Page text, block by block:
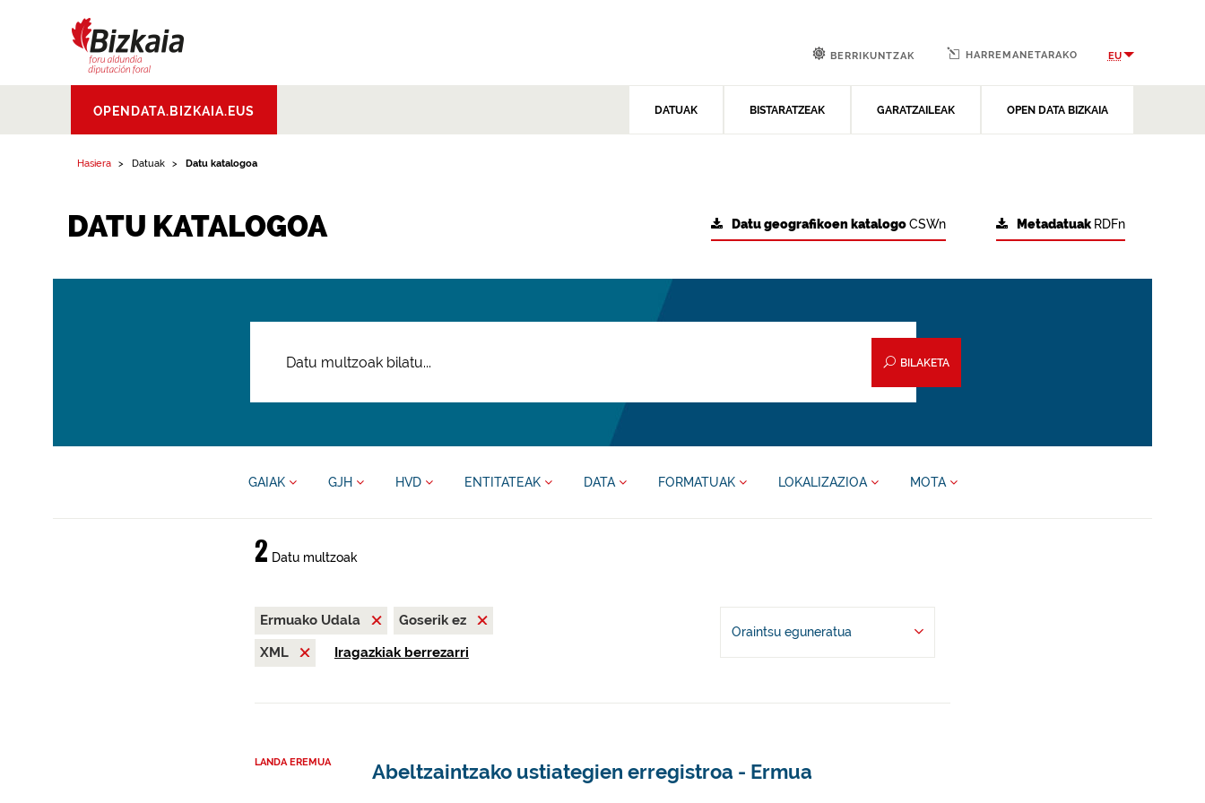
Aldundia.Diputacion
Foral de Bizkaia
OPENDATA.BIZKAIA.EUS DATUAK BISTARATZEAK GARATZAILEAK OPEN DATA BIZKAIA
BERRIKUNTZAK HARREMANETARAKO EU
Hasiera Datuak Datu katalogoa
DATU KATALOGOA Metadatuak RDFn
Datu geografikoen katalogoCSWn
BILAKETA
GAIAK GJH HVD ENTITATEAK DATA FORMATUAK LOKALIZAZIOA MOTA
2 Datu multzoak
Ermuako Udala
Goserik ez
XML
Iragazkiak berrezarri
Oraintsu eguneratua
LANDA EREMUA Abeltzaintzako ustiategien erregistroa - Ermua